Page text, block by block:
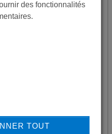
des fonctionnalités
TOUT